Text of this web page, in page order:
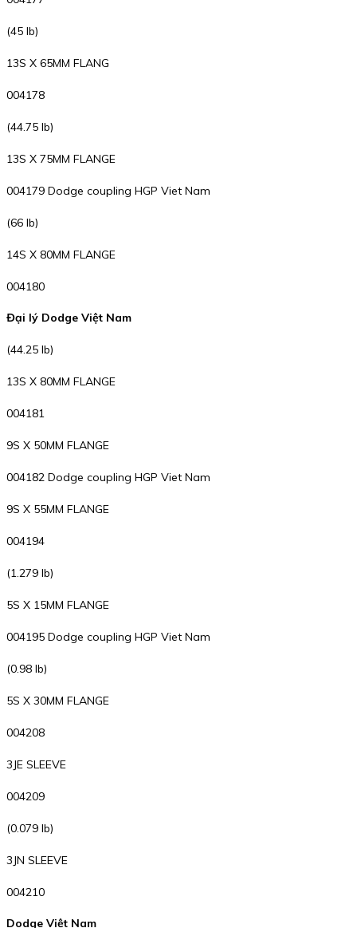
(45 lb)
13S X 65MM FLANG
004178
(44.75 lb)
13S X 75MM FLANGE
004179 Dodge coupling HGP Viet Nam
(66 lb)
14S X 80MM FLANGE
004180
Đại lý Dodge Việt Nam
(44.25 lb)
13S X 80MM FLANGE
004181
9S X 50MM FLANGE
004182 Dodge coupling HGP Viet Nam
9S X 55MM FLANGE
004194
(1.279 lb)
5S X 15MM FLANGE
004195 Dodge coupling HGP Viet Nam
(0.98 lb)
5S X 30MM FLANGE
004208
3JE SLEEVE
004209
(0.079 lb)
3JN SLEEVE
004210
Dodge Việt Nam